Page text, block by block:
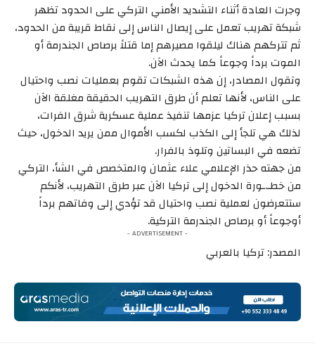
وجرت العادة أثناء التشديد الأمني التركي على الحدود تظهر
شبكة تهريب تعمل على إيصال الناس إلى نقاط قريبة من الحدود،
ثم تتركهم هناك ليلقوا مصيرهم إما قتلاً برصاص الجندرمة أو
الموت برداً وجوعاً كما يحدث الآن.
وتقول المصادر، إن هذه الشبكات تقوم بعمليات نصب واحتيال
على الناس، لأنها تعلم أن طرق التهريب الحقيقة مغلقة الآن
بسبب إعلان تركيا عزمها تنفيذ عملية عسكرية شرق الفرات،
لذلك هي تلجأ إلى الكذب لكسب الأموال ممن يريد الدخول، حيث
تضعه في البساتين وتلوذ بالفرار.
من جهته حذر الإعلامي علاء عثمان والمتخصص في الشأ، التركي
من خطـ.ـورة الدخول إلى تركيا الآن عبر طرق التهريب، لأنكم
ستتعرضون لعملية نصب واحتيال قد تؤدي إلى وفاتهم برداً
أوجوعاً أو برصاص الجندرمة التركية.
- ADVERTISEMENT -
المصدر: تركيا بالعربي